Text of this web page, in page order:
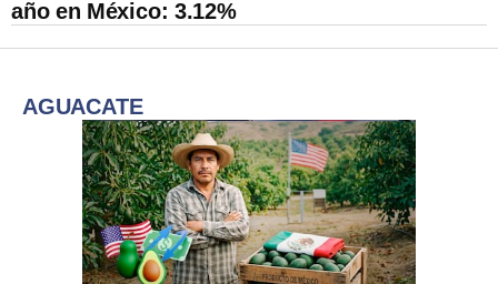
año en México: 3.12%
AGUACATE